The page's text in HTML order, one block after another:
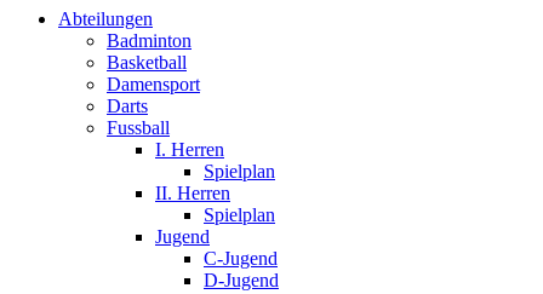
Abteilungen
Badminton
Basketball
Damensport
Darts
Fussball
I. Herren
Spielplan
II. Herren
Spielplan
Jugend
C-Jugend
D-Jugend